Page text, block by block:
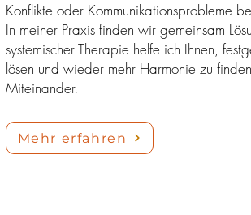
Konflikte oder Kommunikationsprobleme
In meiner Praxis finden wir gemeinsam
systemischer Therapie helfe ich Ihnen,
lösen und wieder mehr Harmonie zu
Miteinander.
Mehr erfahren